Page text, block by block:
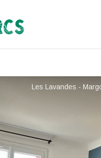
Les Lavandes -